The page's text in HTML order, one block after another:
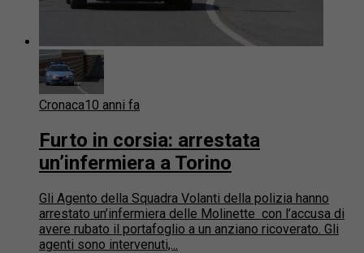
Cronaca10 anni fa
Furto in corsia: arrestata
un’infermiera a Torino
Gli Agento della Squadra Volanti della polizia hanno
arrestato un’infermiera delle Molinette con l’accusa di
avere rubato il portafoglio a un anziano ricoverato. Gli
agenti sono intervenuti,...